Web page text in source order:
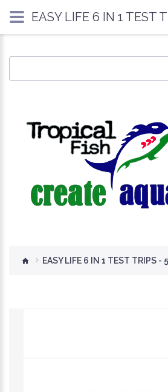
EASY LIFE 6 IN 1 TEST TRIPS -